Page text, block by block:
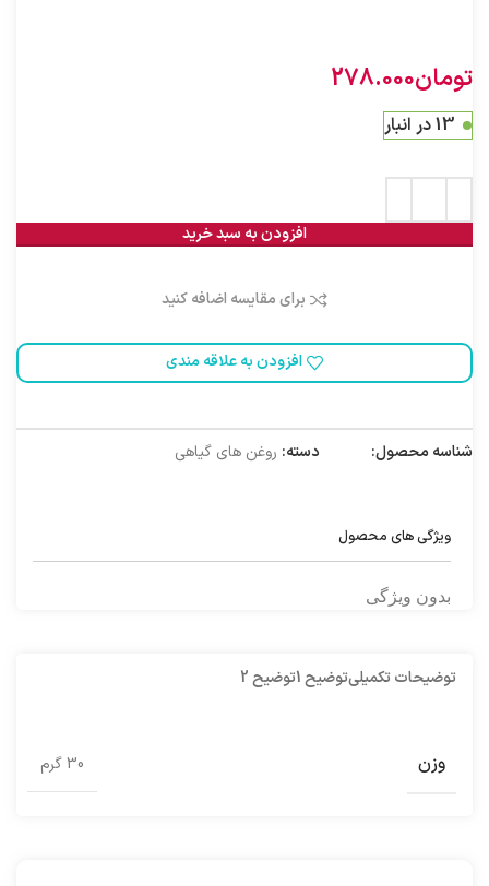
تومان278.000
13 در انبار
افزودن به سبد خرید
برای مقایسه اضافه کنید
افزودن به علاقه مندی
شناسه محصول: دسته: روغن های گیاهی
ویژگی های محصول
بدون ویژگی
توضیحات تکمیلیتوضیح 1 توضیح 2
وزن 30 گرم